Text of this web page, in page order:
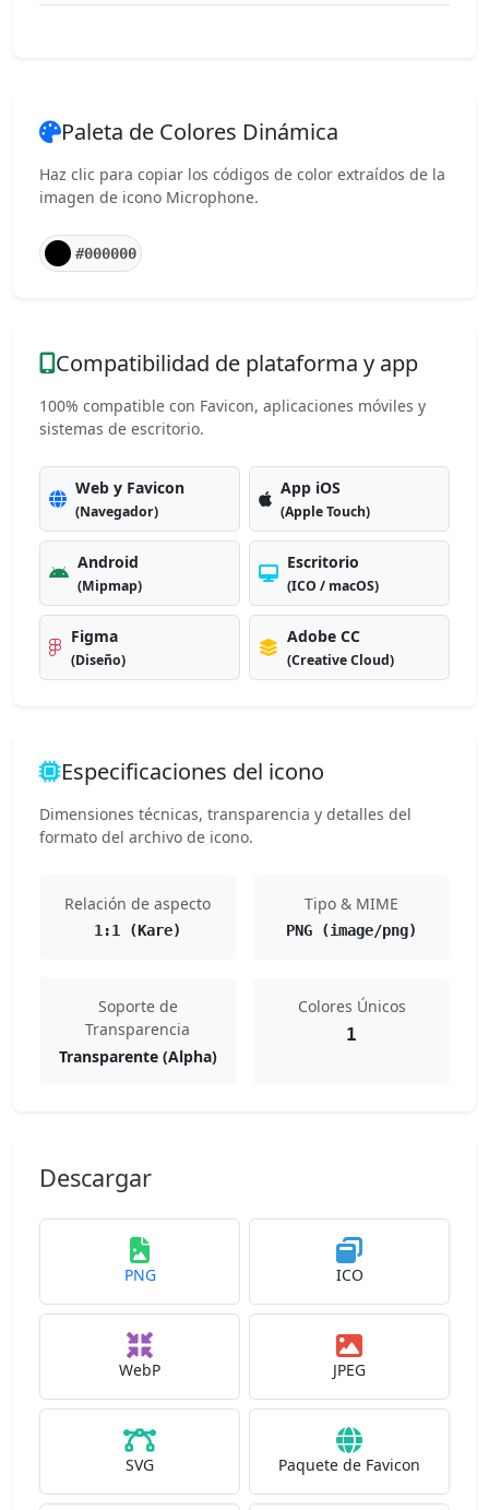
Paleta de Colores Dinámica
Haz clic para copiar los códigos de color extraídos de la
imagen de icono Microphone.
#000000
Compatibilidad de plataforma y app
100% compatible con Favicon, aplicaciones móviles y
sistemas de escritorio.
Web y Favicon
(Navegador)
App iOS
(Apple Touch)
Android
(Mipmap)
Escritorio
(ICO / macOS)
Figma
(Diseño)
Adobe CC
(Creative Cloud)
Especificaciones del icono
Dimensiones técnicas, transparencia y detalles del
formato del archivo de icono.
Relación de aspecto
1:1 (Kare)
Tipo & MIME
PNG (image/png)
Soporte de
Transparencia
Transparente (Alpha)
Colores Únicos
1
Descargar
PNG ICO
WebP JPEG
SVG Paquete de Favicon